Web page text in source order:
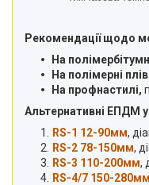
Рекомендації щодо
На
На полімерні
На профнастилі,
Альтернативні ЕПДМ
RS-1 12-90мм,
RS-2 78-150мм,
RS-3 110-200мм,
RS-4/7 150-280мм